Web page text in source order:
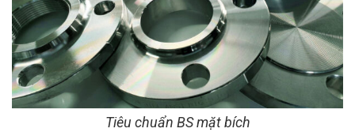
Tiêu chuẩn BS mặt bích